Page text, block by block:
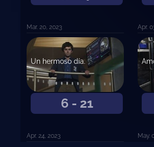
Mar. 20, 2023 Apr.
6 - 21
Un hermoso día.
Apr. 24, 2023 May.